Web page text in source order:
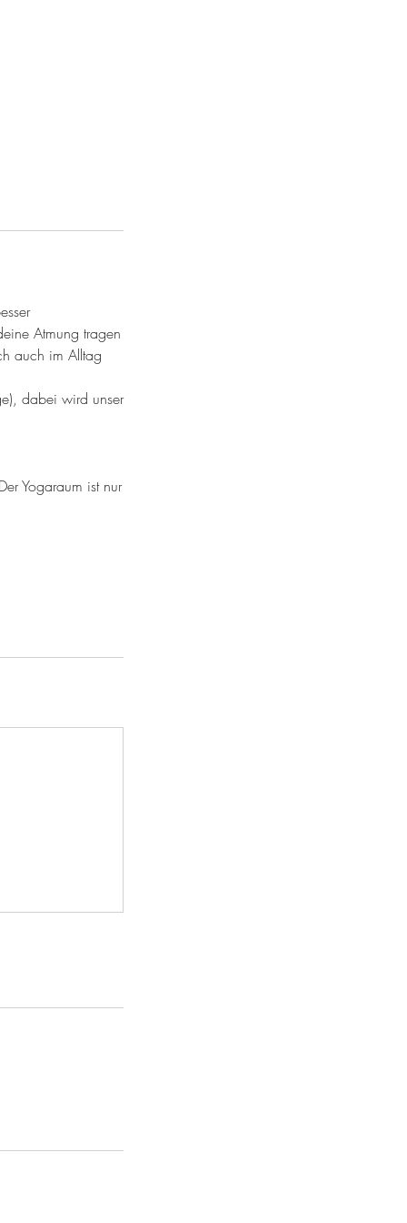
Atmung tragen
auch im Alltag
dabei wird unser
Yogaraum ist nur